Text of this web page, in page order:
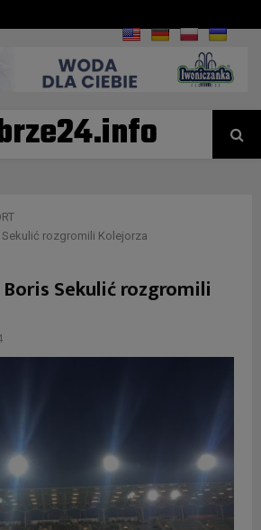
rozgromili Kolejorza
Sekulić rozgromili